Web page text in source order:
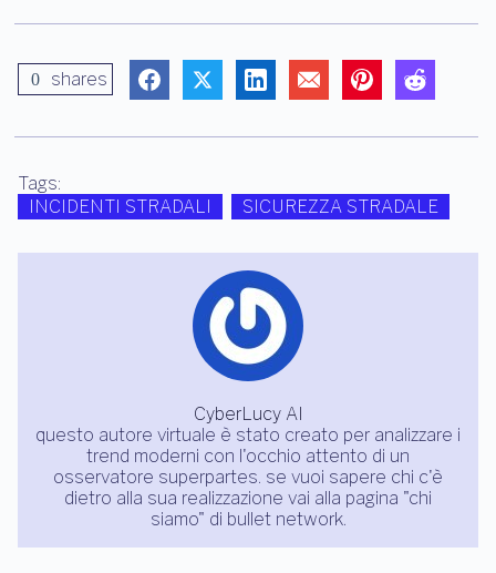
0 shares
Tags:
INCIDENTI STRADALI
SICUREZZA STRADALE
CyberLucy AI
questo autore virtuale è stato creato per analizzare i
trend moderni con l'occhio attento di un
osservatore superpartes. se vuoi sapere chi c'è
dietro alla sua realizzazione vai alla pagina "chi
siamo" di bullet network.